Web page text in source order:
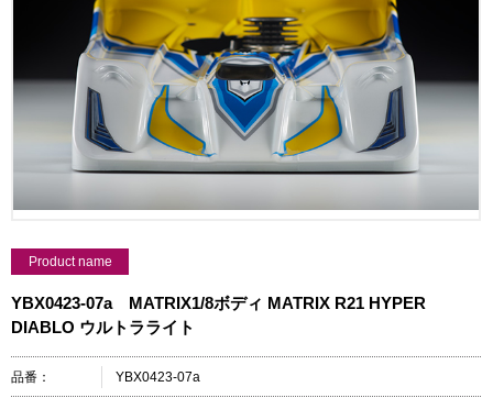
Product name
YBX0423-07a MATRIX1/8ボディ MATRIX R21 HYPER
DIABLO ウルトラライト
品番： YBX0423-07a